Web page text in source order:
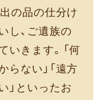
の品の仕分け
し、ご遺族の
いきます。「何
ない」「遠方
」といったお